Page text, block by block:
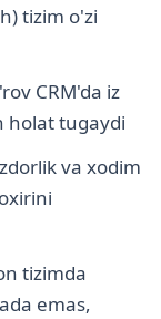
tizim o'zi
CRM'da iz
holat tugaydi
va xodim
tizimda
emas,